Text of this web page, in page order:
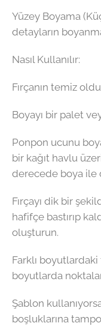
Yüzey Boyama
detayların
Nasıl Kullanılır:
Fırçanın temiz
Boyayı bir palet
Ponpon ucunu
bir kağıt havlu
derecede boya ile
Fırçayı dik bir
hafifçe bastırıp
oluşturun.
Farklı
boyutlarda
Şablon
boşluklarına